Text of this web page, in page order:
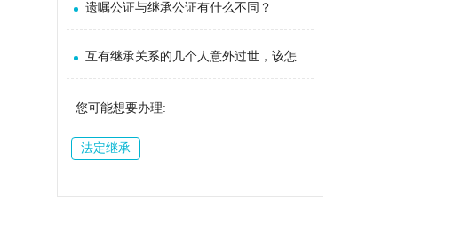
遗嘱公证与继承公证有什么不同？
互有继承关系的几个人意外过世，该怎么继承？
您可能想要办理:
法定继承